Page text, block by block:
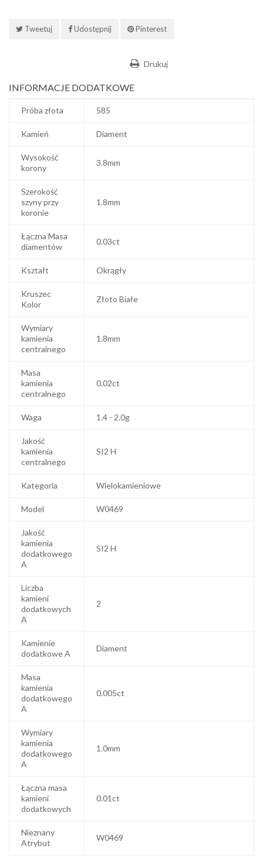
Tweetuj Udostępnij Pinterest
Drukuj
INFORMACJE DODATKOWE
Próba złota 585
Kamień Diament
Wysokość
korony
3.8mm
Szerokość
szyny przy
koronie
1.8mm
Łączna Masa
diamentów
0.03ct
Kształt Okrągły
Kruszec
Kolor
Złoto Białe
Wymiary
kamienia
centralnego
1.8mm
Masa
kamienia
centralnego
0.02ct
Waga 1.4 - 2.0g
Jakość
kamienia
centralnego
SI2 H
Kategoria Wielokamieniowe
Model W0469
Jakość
kamienia
dodatkowego
A
SI2 H
Liczba
kamieni
dodatkowych
A
2
Kamienie
dodatkowe A
Diament
Masa
kamienia
dodatkowego
A
0.005ct
Wymiary
kamienia
dodatkowego
A
1.0mm
Łączna masa
kamieni
dodatkowych
0.01ct
Nieznany
Atrybut
W0469